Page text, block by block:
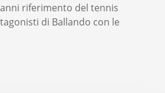
riferimento del tennis
di Ballando con le